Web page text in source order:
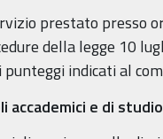
prestato presso
della legge 10
punteggi indicati al
accademici e di